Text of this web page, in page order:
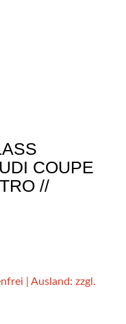
COUPE
//
| Ausland: zzgl.